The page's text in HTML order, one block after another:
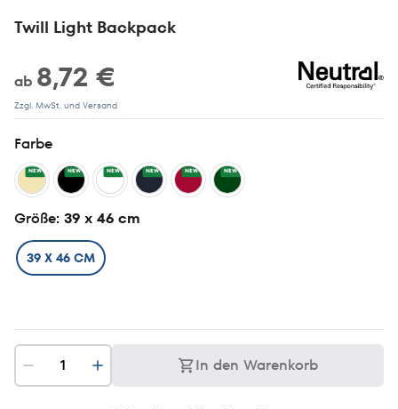
Twill Light Backpack
ab 8,72 €
Zzgl. MwSt. und Versand
Farbe
NEW NEW NEW NEW NEW NEW
Größe: 39 x 46 cm
39 X 46 CM
In den Warenkorb